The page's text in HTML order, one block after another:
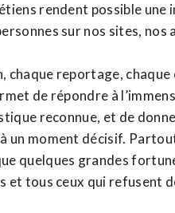
rendent possible
sur nos sites, nos
chaque reportage,
de répondre à
reconnue, et de
un moment décisif.
quelques grandes
et tous ceux qui refusent